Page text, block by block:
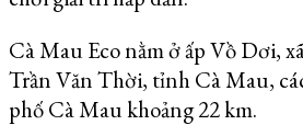
Cà Mau Eco nằm ở ấp Vồ Dơi,
Trần Văn Thời, tỉnh Cà Mau,
phố Cà Mau khoảng 22 km.